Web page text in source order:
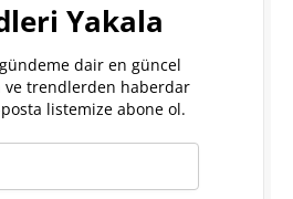
Yakala
dair en güncel
ve trendlerden haberdar
listemize abone ol.